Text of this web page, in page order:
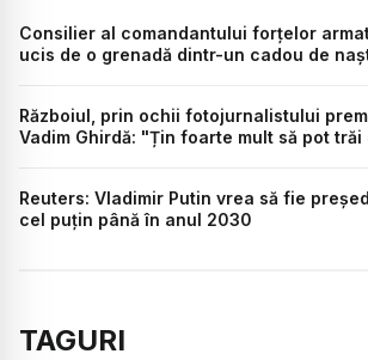
Consilier al comandantului forțelor
ucis de o grenadă dintr-un cadou de
Războiul, prin ochii fotojurnalistului
Vadim Ghirdă: "Țin foarte mult să pot trăi
Reuters: Vladimir Putin vrea să fie
cel puțin până în anul 2030
TAGURI